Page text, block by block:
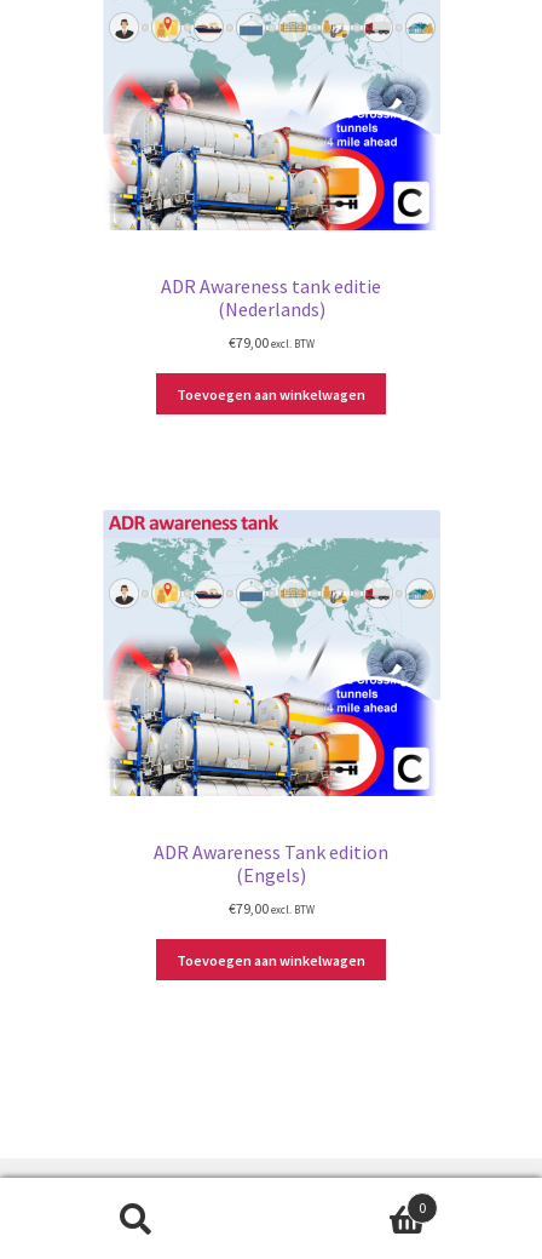
ADR Awareness tank editie
(Nederlands)
€79,00 excl. BTW
Toevoegen aan winkelwagen
ADR Awareness Tank edition
(Engels)
€79,00 excl. BTW
Toevoegen aan winkelwagen
0